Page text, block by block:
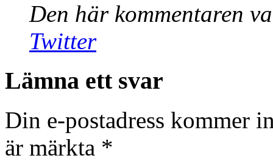
Den här kommentaren
Twitter
Lämna ett svar
Din e-postadress kommer
är märkta *